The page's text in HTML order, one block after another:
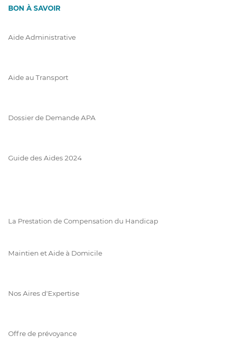
BON À SAVOIR
Aide Administrative
Aide au Transport
Dossier de Demande APA
Guide des Aides 2024
La Prestation de Compensation du Handicap
Maintien et Aide à Domicile
Nos Aires d'Expertise
Offre de prévoyance